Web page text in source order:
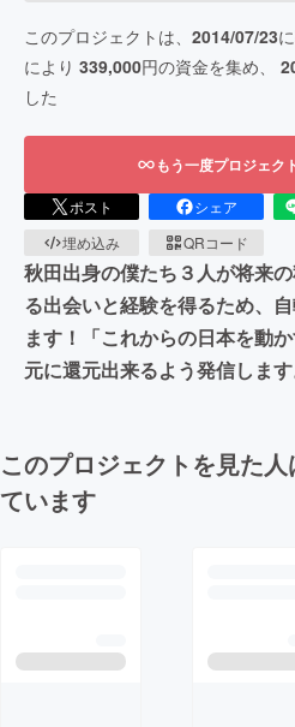
このプロジェクトは、 2014/07/23
により 339,000円の資金を集め、
した
もう一度プロジェク
ポスト シェア
埋め込み
QRコード
秋田出身の僕たち３人が将来
る出会いと経験を得るため、
ます！「これからの日本を動
元に還元出来るよう発信します
このプロジェクトを見た
ています